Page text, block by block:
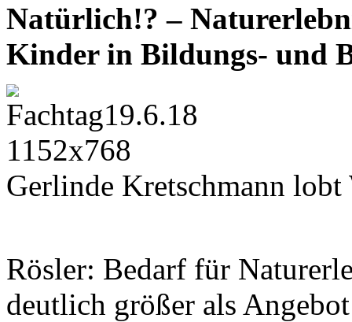
Natürlich!? –
Kinder in Bildungs- und
Gerlinde Kretschmann
Rösler: Bedarf für
deutlich größer als Angebot